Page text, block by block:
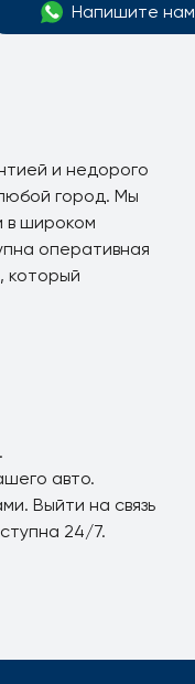
Напишите нам
и недорого
город. Мы
в широком
оперативная
который
авто.
Выйти на связь
24/7.